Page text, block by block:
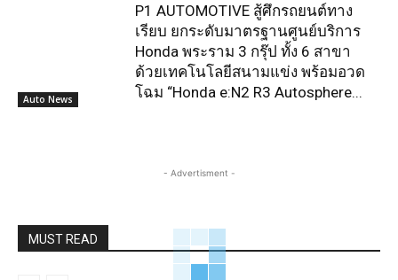
Auto News
P1 AUTOMOTIVE สู้ศึกรถยนต์ทาง
เรียบ ยกระดับมาตรฐานศูนย์บริการ
Honda พระราม 3 กรุ๊ป ทั้ง 6 สาขา
ด้วยเทคโนโลยีสนามแข่ง พร้อมอวด
โฉม “Honda e:N2 R3 Autosphere...
- Advertisment -
MUST READ